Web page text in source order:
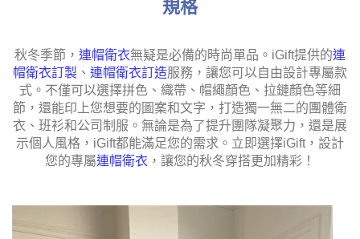
規格
秋冬季節， 連帽衛衣無疑是必備的時尚單品。iGift提供的連
帽衛衣訂製 、 連帽衛衣訂造服務，讓您可以自由設計專屬款
式。不僅可以選擇拼色、織帶、帽繩顏色、拉鏈顏色等細
節，還能印上您想要的圖案和文字，打造獨一無二的團體衛
衣、班衫和公司制服。無論是為了提升團隊凝聚力，還是展
示個人風格，iGift都能滿足您的需求。立即選擇iGift，設計
您的專屬連帽衛衣 ，讓您的秋冬穿搭更加精彩！